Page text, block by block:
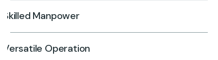
Skilled Manpower
Versatile Operation